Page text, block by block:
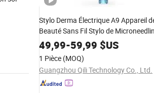
Stylo Derma Électrique A9 Appareil
Beauté Sans Fil Stylo de
Élimination des Cicatrices Soin du
Visage Équipement de Beauté
49,99-59,99 $US
1 Pièce (MOQ)
Guangzhou Qili Technology Co., Ltd.